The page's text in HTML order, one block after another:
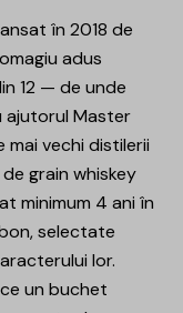
în 2018 de
adus
12 — de unde
ajutorul Master
mai vechi distilerii
grain whiskey
minimum 4 ani în
selectate
lor.
un buchet